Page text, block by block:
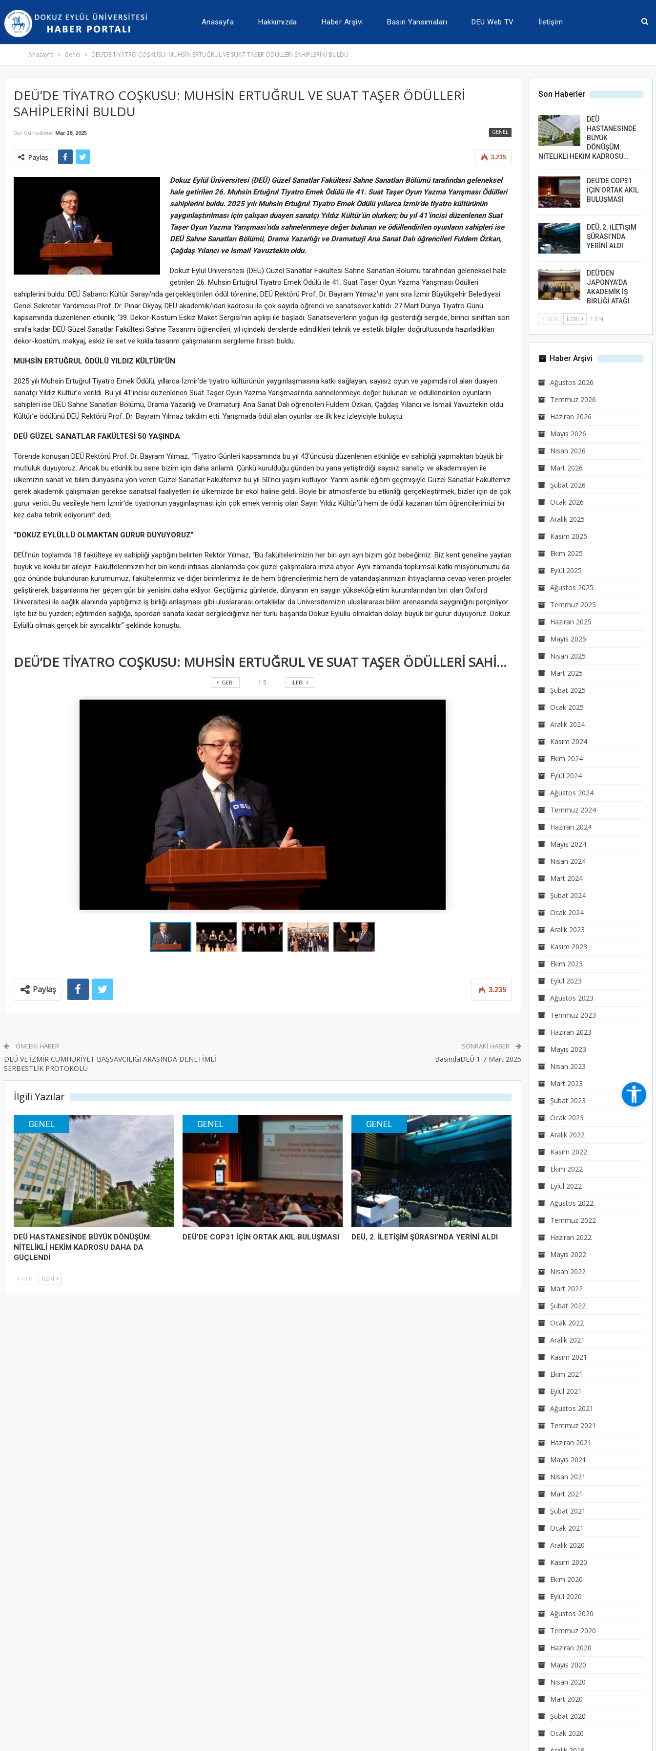
atla
atla
Anasayfa
Hakkımızda Haber Arşivi Basın Yansımaları DEU Web TV İletişim
Anasayfa Genel DEÜ’DE TİYATRO COŞKUSU: MUHSİN ERTUĞRUL VE SUAT TAŞER ÖDÜLLERİ SAHİPLERİNİ BULDU
DEÜ’DE TİYATRO COŞKUSU: MUHSİN ERTUĞRUL VE SUAT TAŞER ÖDÜLLERİ
SAHİPLERİNİ BULDU
GENEL
Son Güncelleme Mar 28, 2025
3.235
Paylaş
Dokuz Eylül Üniversitesi (DEÜ) Güzel Sanatlar Fakültesi Sahne Sanatları Bölümü tarafından geleneksel
hale getirilen 26. Muhsin Ertuğrul Tiyatro Emek Ödülü ile 41. Suat Taşer Oyun Yazma Yarışması Ödülleri
sahiplerini buldu. 2025 yılı Muhsin Ertuğrul Tiyatro Emek Ödülü yıllarca İzmir’de tiyatro kültürünün
yaygınlaştırılması için çalışan duayen sanatçı Yıldız Kültür’ün olurken; bu yıl 41’incisi düzenlenen Suat
Taşer Oyun Yazma Yarışması’nda sahnelenmeye değer bulunan ve ödüllendirilen oyunların sahipleri ise
DEÜ Sahne Sanatları Bölümü, Drama Yazarlığı ve Dramaturji Ana Sanat Dalı öğrencileri Fuldem Özkan,
Çağdaş Yılancı ve İsmail Yavuztekin oldu.
Dokuz Eylül Üniversitesi (DEÜ) Güzel Sanatlar Fakültesi Sahne Sanatları Bölümü tarafından geleneksel hale
getirilen 26. Muhsin Ertuğrul Tiyatro Emek Ödülü ile 41. Suat Taşer Oyun Yazma Yarışması Ödülleri
sahiplerini buldu. DEÜ Sabancı Kültür Sarayı’nda gerçekleştirilen ödül törenine, DEÜ Rektörü Prof. Dr. Bayram Yılmaz’ın yanı sıra İzmir Büyükşehir Belediyesi
Genel Sekreter Yardımcısı Prof. Dr. Pınar Okyay, DEÜ akademik/idari kadrosu ile çok sayıda öğrenci ve sanatsever katıldı. 27 Mart Dünya Tiyatro Günü
kapsamında düzenlenen etkinlik, ‘39. Dekor-Kostüm Eskiz Maket Sergisi’nin açılışı ile başladı. Sanatseverlerin yoğun ilgi gösterdiği sergide, birinci sınıftan son
sınıfa kadar DEÜ Güzel Sanatlar Fakültesi Sahne Tasarımı öğrencileri, yıl içindeki derslerde edindikleri teknik ve estetik bilgiler doğrultusunda hazırladıkları
dekor-kostüm, makyaj, eskiz ile set ve kukla tasarım çalışmalarını sergileme fırsatı buldu.
MUHSİN ERTUĞRUL ÖDÜLÜ YILDIZ KÜLTÜR’ÜN
2025 yılı Muhsin Ertuğrul Tiyatro Emek Ödülü, yıllarca İzmir’de tiyatro kültürünün yaygınlaşmasına katkı sağlayan, sayısız oyun ve yapımda rol alan duayen
sanatçı Yıldız Kültür’e verildi. Bu yıl 41’incisi düzenlenen Suat Taşer Oyun Yazma Yarışması’nda sahnelenmeye değer bulunan ve ödüllendirilen oyunların
sahipleri ise DEÜ Sahne Sanatları Bölümü, Drama Yazarlığı ve Dramaturji Ana Sanat Dalı öğrencileri Fuldem Özkan, Çağdaş Yılancı ve İsmail Yavuztekin oldu.
Kültür’e ödülünü DEÜ Rektörü Prof. Dr. Bayram Yılmaz takdim etti. Yarışmada ödül alan oyunlar ise ilk kez izleyiciyle buluştu.
DEÜ GÜZEL SANATLAR FAKÜLTESİ 50 YAŞINDA
Törende konuşan DEÜ Rektörü Prof. Dr. Bayram Yılmaz, “Tiyatro Günleri kapsamında bu yıl 43’üncüsü düzenlenen etkinliğe ev sahipliği yapmaktan büyük bir
mutluluk duyuyoruz. Ancak bu etkinlik bu sene bizim için daha anlamlı. Çünkü kurulduğu günden bu yana yetiştirdiği sayısız sanatçı ve akademisyen ile
ülkemizin sanat ve bilim dünyasına yön veren Güzel Sanatlar Fakültemiz bu yıl 50’nci yaşını kutluyor. Yarım asırlık eğitim geçmişiyle Güzel Sanatlar Fakültemiz
gerek akademik çalışmaları gerekse sanatsal faaliyetleri ile ülkemizde bir ekol haline geldi. Böyle bir atmosferde bu etkinliği gerçekleştirmek, bizler için de çok
gurur verici. Bu vesileyle hem İzmir’de tiyatronun yaygınlaşması için çok emek vermiş olan Sayın Yıldız Kültür’ü hem de ödül kazanan tüm öğrencilerimizi bir
kez daha tebrik ediyorum” dedi.
“DOKUZ EYLÜLLÜ OLMAKTAN GURUR DUYUYORUZ”
DEÜ’nün toplamda 18 fakülteye ev sahipliği yaptığını belirten Rektör Yılmaz, “Bu fakültelerimizin her biri ayrı ayrı bizim göz bebeğimiz. Biz kent geneline yayılan
büyük ve köklü bir aileyiz. Fakültelerimizin her biri kendi ihtisas alanlarında çok güzel çalışmalara imza atıyor. Aynı zamanda toplumsal katkı misyonumuzu da
göz önünde bulunduran kurumumuz, fakültelerimiz ve diğer birimlerimiz ile de hem öğrencilerimiz hem de vatandaşlarımızın ihtiyaçlarına cevap veren projeler
geliştirerek, başarılarına her geçen gün bir yenisini daha ekliyor. Geçtiğimiz günlerde, dünyanın en saygın yükseköğretim kurumlarından biri olan Oxford
Üniversitesi ile sağlık alanında yaptığımız iş birliği anlaşması gibi uluslararası ortaklıklar da Üniversitemizin uluslararası bilim arenasında saygınlığını perçinliyor.
İşte biz bu yüzden; eğitimden sağlığa, spordan sanata kadar sergilediğimiz her türlü başarıda Dokuz Eylüllü olmaktan dolayı büyük bir gurur duyuyoruz. Dokuz
Eylüllü olmak gerçek bir ayrıcalıktır” şeklinde konuştu.
DEÜ’DE TİYATRO COŞKUSU: MUHSİN ERTUĞRUL VE SUAT TAŞER ÖDÜLLERİ SAHİPLERİNİ BULDU
GERI 1 5 İLERI
3.235
Paylaş
ÖNCEKI HABER
DEÜ VE İZMİR CUMHURİYET BAŞSAVCILIĞI ARASINDA DENETİMLİ
SERBESTLİK PROTOKOLÜ
SONRAKI HABER
BasındaDEÜ 1-7 Mart 2025
İlgili Yazılar
GENEL
DEÜ HASTANESİNDE BÜYÜK DÖNÜŞÜM:
NİTELİKLİ HEKİM KADROSU DAHA DA
GÜÇLENDİ
GENEL
DEÜ’DE COP31 İÇİN ORTAK AKIL BULUŞMASI
GENEL
DEÜ, 2. İLETİŞİM ŞÛRASI’NDA YERİNİ ALDI
GERI İLERI
Son Haberler
DEÜ
HASTANESİNDE
BÜYÜK
DÖNÜŞÜM:
NİTELİKLİ HEKİM KADROSU…
DEÜ’DE COP31
İÇİN ORTAK AKIL
BULUŞMASI
DEÜ, 2. İLETİŞİM
ŞÛRASI’NDA
YERİNİ ALDI
DEÜ’DEN
JAPONYA’DA
AKADEMİK İŞ
BİRLİĞİ ATAĞI
GERI İLERI 1 314
Haber Arşivi
Ağustos 2026
Temmuz 2026
Haziran 2026
Mayıs 2026
Nisan 2026
Mart 2026
Şubat 2026
Ocak 2026
Aralık 2025
Kasım 2025
Ekim 2025
Eylül 2025
Ağustos 2025
Temmuz 2025
Haziran 2025
Mayıs 2025
Nisan 2025
Mart 2025
Şubat 2025
Ocak 2025
Aralık 2024
Kasım 2024
Ekim 2024
Eylül 2024
Ağustos 2024
Temmuz 2024
Haziran 2024
Mayıs 2024
Nisan 2024
Mart 2024
Şubat 2024
Ocak 2024
Aralık 2023
Kasım 2023
Ekim 2023
Eylül 2023
Ağustos 2023
Temmuz 2023
Haziran 2023
Mayıs 2023
Nisan 2023
Mart 2023
Şubat 2023
Ocak 2023
Aralık 2022
Kasım 2022
Ekim 2022
Eylül 2022
Ağustos 2022
Temmuz 2022
Haziran 2022
Mayıs 2022
Nisan 2022
Mart 2022
Şubat 2022
Ocak 2022
Aralık 2021
Kasım 2021
Ekim 2021
Eylül 2021
Ağustos 2021
Temmuz 2021
Haziran 2021
Mayıs 2021
Nisan 2021
Mart 2021
Şubat 2021
Ocak 2021
Aralık 2020
Kasım 2020
Ekim 2020
Eylül 2020
Ağustos 2020
Temmuz 2020
Haziran 2020
Mayıs 2020
Nisan 2020
Mart 2020
Şubat 2020
Ocak 2020